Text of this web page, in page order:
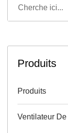
Produits
Produits
Ventilateur